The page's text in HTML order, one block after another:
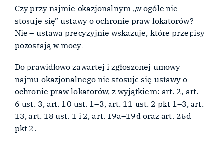
Czy przy najmie okazjonalnym „w ogóle nie
stosuje się” ustawy o ochronie praw lokatorów?
Nie – ustawa precyzyjnie wskazuje, które przepisy
pozostają w mocy.
Do prawidłowo zawartej i zgłoszonej umowy
najmu okazjonalnego nie stosuje się ustawy o
ochronie praw lokatorów, z wyjątkiem: art. 2, art.
6 ust. 3, art. 10 ust. 1–3, art. 11 ust. 2 pkt 1–3, art.
13, art. 18 ust. 1 i 2, art. 19a–19d oraz art. 25d
pkt 2.